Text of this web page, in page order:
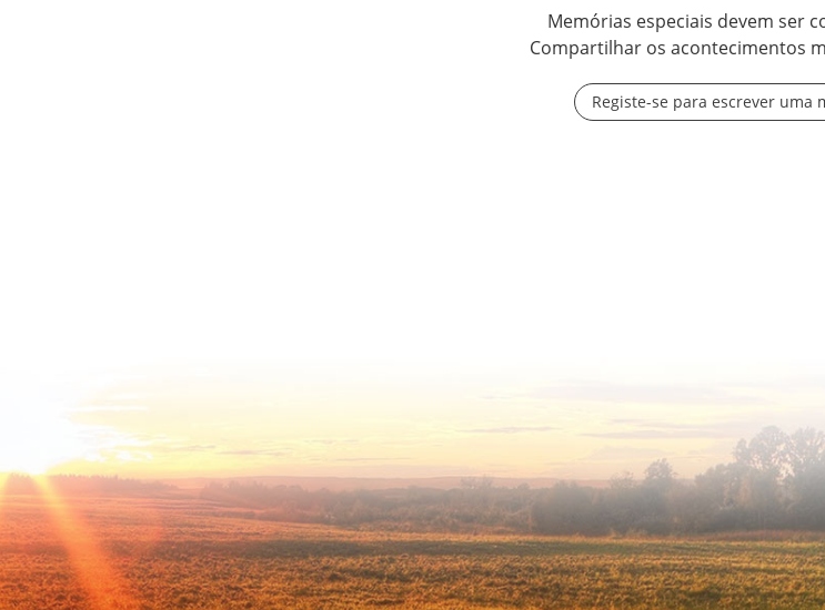
Memórias especiais devem ser
Compartilhar os acontecimentos
Registe-se para escrever uma